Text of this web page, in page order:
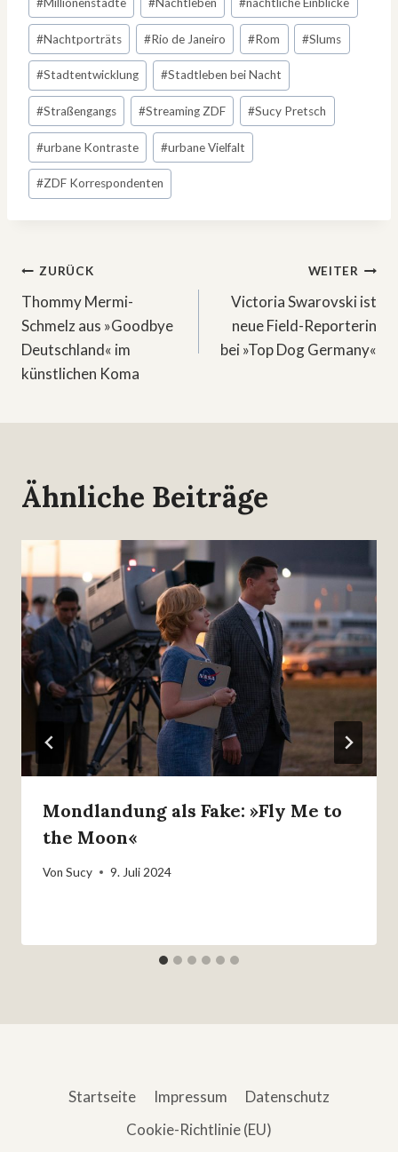
#Nachtporträts #Rio de Janeiro #Rom #Slums
#Stadtentwicklung #Stadtleben bei Nacht
#Straßengangs #Streaming ZDF #Sucy Pretsch
#urbane Kontraste #urbane Vielfalt
#ZDF Korrespondenten
Beitragsnavigation
ZURÜCK
Thommy Mermi-
Schmelz aus »Goodbye
Deutschland« im
künstlichen Koma
WEITER
Victoria Swarovski ist
neue Field-Reporterin
bei »Top Dog Germany«
Ähnliche Beiträge
Mondlandung als Fake: »Fly Me to
the Moon«
Von Sucy 9. Juli 2024
Startseite Impressum
Datenschutz
Cookie-Richtlinie (EU)